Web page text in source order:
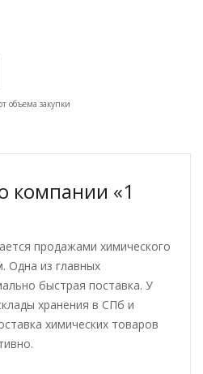
объема закупки
компании «1
продажами химического
Одна из главных
быстрая поставка. У
хранения в СПб и
химических товаров